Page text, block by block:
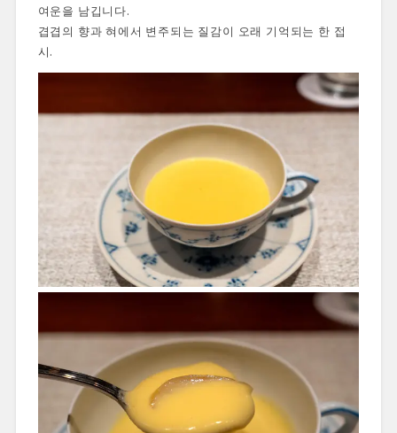
여운을 남깁니다.
겹겹의 향과 혀에서 변주되는 질감이 오래 기억되는 한 접
시.